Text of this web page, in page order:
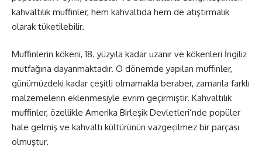
kahvaltılık muffinler, hem kahvaltıda hem de atıştırmalık
olarak tüketilebilir.
Muffinlerin kökeni, 18. yüzyıla kadar uzanır ve kökenleri İngiliz
mutfağına dayanmaktadır. O dönemde yapılan muffinler,
günümüzdeki kadar çeşitli olmamakla beraber, zamanla farklı
malzemelerin eklenmesiyle evrim geçirmiştir. Kahvaltılık
muffinler, özellikle Amerika Birleşik Devletleri’nde popüler
hale gelmiş ve kahvaltı kültürünün vazgeçilmez bir parçası
olmuştur.